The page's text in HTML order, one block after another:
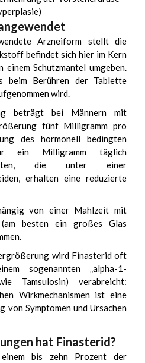
Arzneiform stellt die
befindet sich hier im Kern
Schutzmantel umgeben.
beim Berühren der Tablette
wird.
beträgt bei Männern mit
fünf Milligramm pro
des hormonell bedingten
ein Milligramm täglich
die unter einer
erhalten eine reduzierte
von einer Mahlzeit mit
(am besten ein großes Glas
wird Finasterid oft
sogenannten „alpha-1-
Tamsulosin) verabreicht:
Wirkmechanismen ist eine
von Symptomen und Ursachen
hat Finasterid?
bis zehn Prozent der